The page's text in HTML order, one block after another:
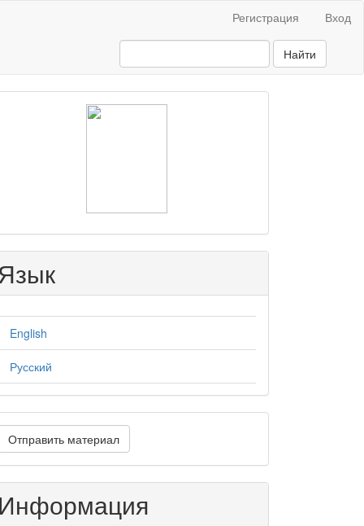
Регистрация Вход
Найти
English
Русский
Отправить материал
Информация